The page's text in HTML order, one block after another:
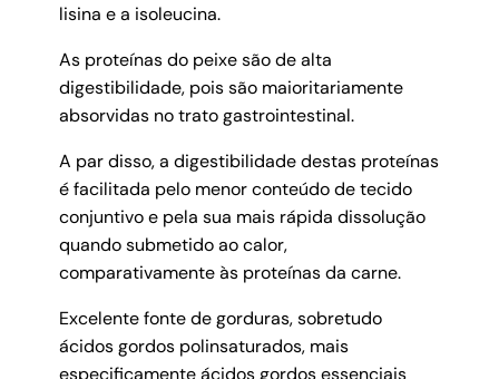
lisina e a isoleucina.
As proteínas do peixe são de alta
digestibilidade, pois são maioritariamente
absorvidas no trato gastrointestinal.
A par disso, a digestibilidade destas proteínas
é facilitada pelo menor conteúdo de tecido
conjuntivo e pela sua mais rápida dissolução
quando submetido ao calor,
comparativamente às proteínas da carne.
Excelente fonte de gorduras, sobretudo
ácidos gordos polinsaturados, mais